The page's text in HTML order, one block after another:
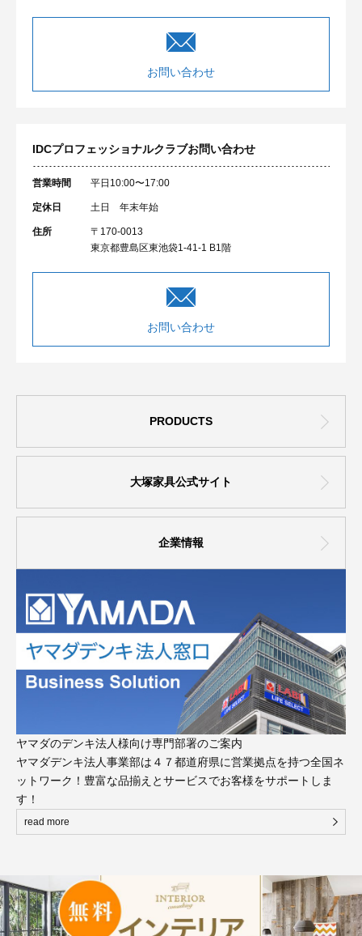
お問い合わせ
IDCプロフェッショナルクラブお問い合わせ
営業時間 平日10:00〜17:00
定休日 土日 年末年始
住所
〒170-0013
東京都豊島区東池袋1-41-1 B1階
お問い合わせ
PRODUCTS
大塚家具公式サイト
企業情報
ヤマダのデンキ法人様向け専門部署のご案内
ヤマダデンキ法人事業部は４７都道府県に営業拠点を持つ全国ネ
ットワーク！豊富な品揃えとサービスでお客様をサポートしま
す！
read more